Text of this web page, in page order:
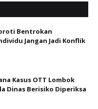
Bentrokan
Jangan Jadi Konflik
Kasus OTT Lombok
Dinas Berisiko Diperiksa